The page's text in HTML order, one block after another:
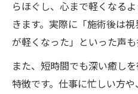
らほぐし、心まで軽くなる
きます。実際に「施術後は
が軽くなった」といった声も
また、短時間でも深い癒し
特徴です。仕事に忙しい方